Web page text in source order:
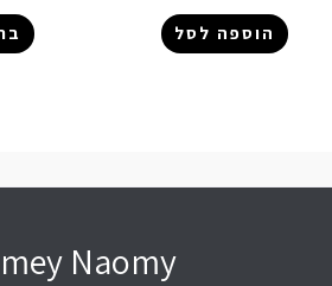
הוספה לסל
Naomy